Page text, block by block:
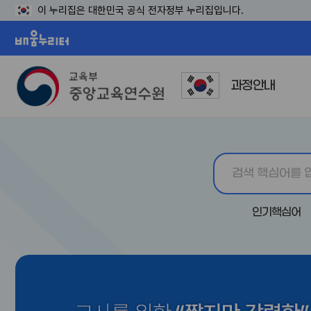
이 누리집은 대한민국 공식 전자정부 누리집입니다.
과정안내
인기핵심어